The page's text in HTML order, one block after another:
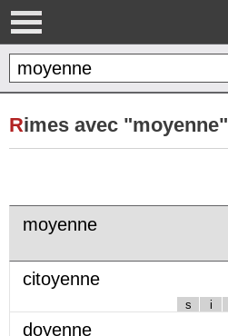
Rimes avec "moyenne"
moyenne
citoyenne
s i
doyenne